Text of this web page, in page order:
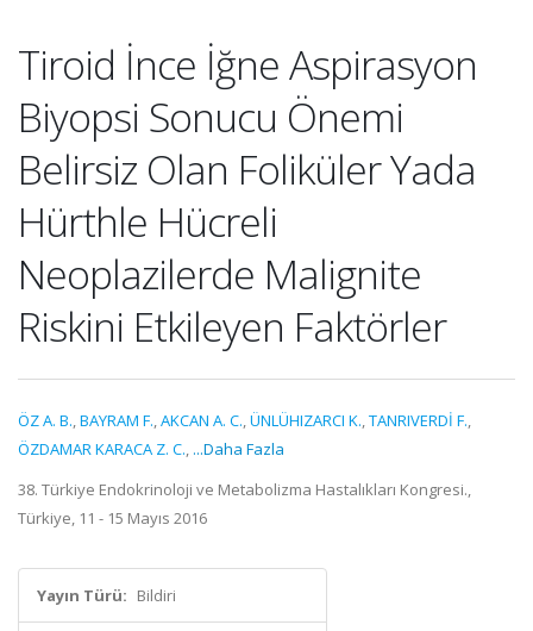
Tiroid İnce İğne Aspirasyon
Biyopsi Sonucu Önemi
Belirsiz Olan Foliküler Yada
Hürthle Hücreli
Neoplazilerde Malignite
Riskini Etkileyen Faktörler
ÖZ A. B.,BAYRAM F.,AKCAN A. C.,ÜNLÜHIZARCI K.,TANRIVERDİ F.,
ÖZDAMAR KARACA Z. C., ...Daha Fazla
38. Türkiye Endokrinoloji ve Metabolizma Hastalıkları Kongresi.,
Türkiye, 11 - 15 Mayıs 2016
Yayın Türü: Bildiri